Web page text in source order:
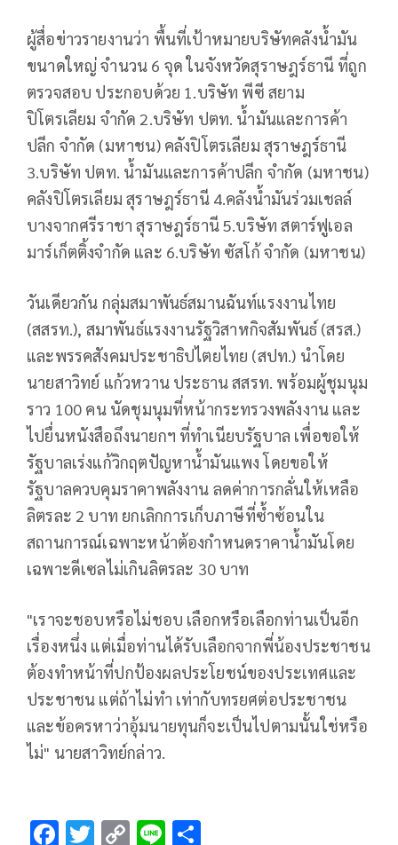
ผู้สื่อข่าวรายงานว่า พื้นที่เป้าหมายบริษัทคลังน้ำมัน
ขนาดใหญ่ จำนวน 6 จุด ในจังหวัดสุราษฎร์ธานี ที่ถูก
ตรวจสอบ ประกอบด้วย 1.บริษัท พีซี สยาม
ปิโตรเลียม จำกัด 2.บริษัท ปตท. น้ำมันและการค้า
ปลีก จำกัด (มหาชน) คลังปิโตรเลียม สุราษฎร์ธานี
3.บริษัท ปตท. น้ำมันและการค้าปลีก จำกัด (มหาชน)
คลังปิโตรเลียม สุราษฎร์ธานี 4.คลังน้ำมันร่วมเชลล์
บางจากศรีราชา สุราษฎร์ธานี 5.บริษัท สตาร์ฟูเอล
มาร์เก็ตติ้งจำกัด และ 6.บริษัท ซัสโก้ จำกัด (มหาชน)
วันเดียวกัน กลุ่มสมาพันธ์สมานฉันท์แรงงานไทย
(สสรท.), สมาพันธ์แรงงานรัฐวิสาหกิจสัมพันธ์ (สรส.)
และพรรคสังคมประชาธิปไตยไทย (สปท.) นำโดย
นายสาวิทย์ แก้วหวาน ประธาน สสรท. พร้อมผู้ชุมนุม
ราว 100 คน นัดชุมนุมที่หน้ากระทรวงพลังงาน และ
ไปยื่นหนังสือถึงนายกฯ ที่ทำเนียบรัฐบาล เพื่อขอให้
รัฐบาลเร่งแก้วิกฤตปัญหาน้ำมันแพง โดยขอให้
รัฐบาลควบคุมราคาพลังงาน ลดค่าการกลั่นให้เหลือ
ลิตรละ 2 บาท ยกเลิกการเก็บภาษีที่ซ้ำซ้อนใน
สถานการณ์เฉพาะหน้าต้องกำหนดราคาน้ำมันโดย
เฉพาะดีเซลไม่เกินลิตรละ 30 บาท
"เราจะชอบหรือไม่ชอบ เลือกหรือเลือกท่านเป็นอีก
เรื่องหนึ่ง แต่เมื่อท่านได้รับเลือกจากพี่น้องประชาชน
ต้องทำหน้าที่ปกป้องผลประโยชน์ของประเทศและ
ประชาชน แต่ถ้าไม่ทำ เท่ากับทรยศต่อประชาชน
และข้อครหาว่าอุ้มนายทุนก็จะเป็นไปตามนั้นใช่หรือ
ไม่" นายสาวิทย์กล่าว.
F T C Li